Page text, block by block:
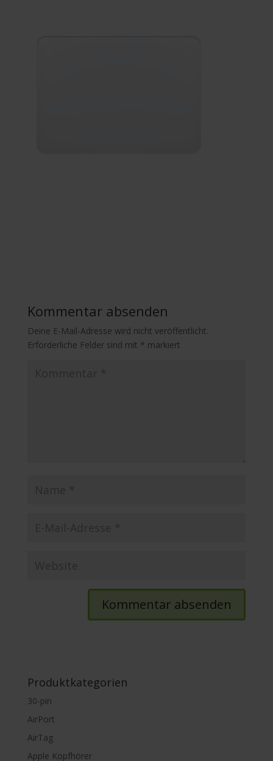
Kommentar absenden
Deine E-Mail-Adresse wird nicht veröffentlicht.
Erforderliche Felder sind mit * markiert
Produktkategorien
30-pin
AirPort
AirTag
Apple Kopfhörer